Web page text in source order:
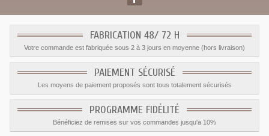
FABRICATION 48/ 72 H
Votre commande est fabriquée sous 2 à 3 jours en moyenne (hors livraison)
PAIEMENT SÉCURISÉ
Les moyens de paiement proposés sont tous totalement sécurisés
PROGRAMME FIDÉLITÉ
Bénéficiez de remises sur vos commandes jusqu'a 10%